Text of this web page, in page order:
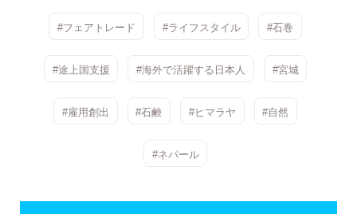
#フェアトレード #ライフスタイル #石巻
#途上国支援 #海外で活躍する日本人 #宮城
#雇用創出 #石鹸 #ヒマラヤ #自然
#ネパール